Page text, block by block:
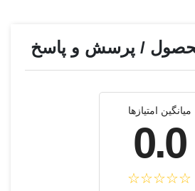
/ پرسش و پاسخ
میانگین امتیازها
0.0